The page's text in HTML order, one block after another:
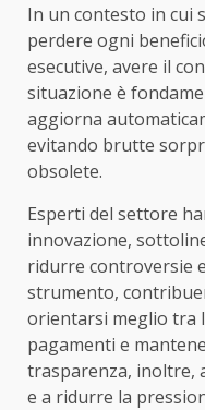
In un contesto in cui
perdere ogni
esecutive, avere il
situazione è
aggiorna
evitando brutte
obsolete.
Esperti del settore
innovazione,
ridurre controversie
strumento,
orientarsi meglio tra
pagamenti e
trasparenza, inoltre,
e a ridurre la